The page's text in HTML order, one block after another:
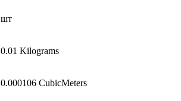
шт
0.01 Kilograms
0.000106 CubicMeters